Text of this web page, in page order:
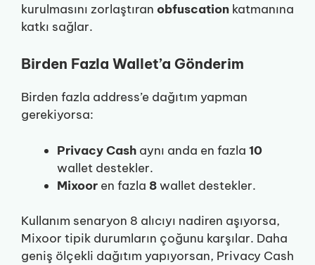
kurulmasını zorlaştıran obfuscation katmanına
katkı sağlar.
Birden Fazla Wallet’a Gönderim
Birden fazla address’e dağıtım yapman
gerekiyorsa:
Privacy Cash aynı anda en fazla 10
wallet destekler.
Mixoor en fazla 8wallet destekler.
Kullanım senaryon 8 alıcıyı nadiren aşıyorsa,
Mixoor tipik durumların çoğunu karşılar. Daha
geniş ölçekli dağıtım yapıyorsan, Privacy Cash